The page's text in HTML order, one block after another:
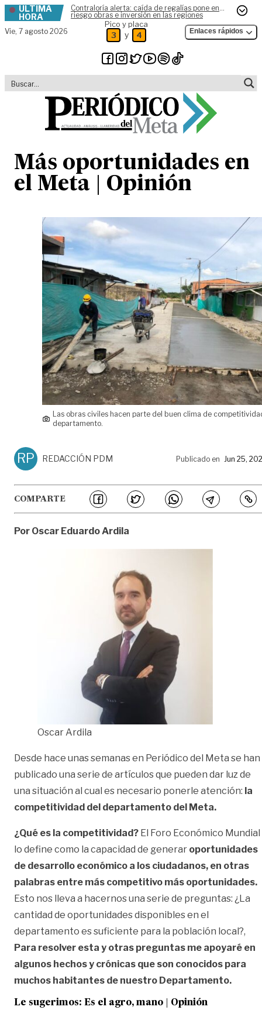
Skip to content
ÚLTIMA
HORA
Contraloría alerta: caída de regalías pone en
riesgo obras e inversión en las regiones
Vie, 7 agosto 2026
Pico y placa
3 y 4 Enlaces rápidos
Más oportunidades en
el Meta | Opinión
Las obras civiles hacen parte del buen clima de
departamento.
RP REDACCIÓN PDM Publicado en Jun 25,
COMPARTE
Por Oscar Eduardo Ardila
Oscar Ardila
Desde hace unas semanas en Periódico del Meta se han
publicado una serie de artículos que pueden dar luz de
una situación al cual es necesario ponerle atención: la
competitividad del departamento del Meta.
¿Qué es la competitividad? El Foro Económico Mundial
lo define como la capacidad de generar oportunidades
de desarrollo económico a los ciudadanos, en otras
palabras entre más competitivo más oportunidades.
Esto nos lleva a hacernos una serie de preguntas: ¿La
cantidad de oportunidades disponibles en el
departamento es suficiente para la población local?,
Para resolver esta y otras preguntas me apoyaré en
algunos hechos y crónicas que son conocidos para
muchos habitantes de nuestro Departamento.
Le sugerimos: Es el agro, mano | Opinión